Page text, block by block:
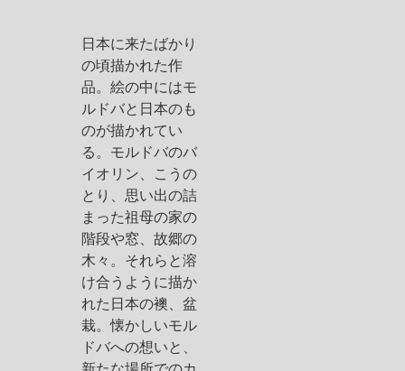
日本に来たばかり
の頃描かれた作
品。絵の中にはモ
ルドバと日本のも
のが描かれてい
る。モルドバのバ
イオリン、こうの
とり、思い出の詰
まった祖母の家の
階段や窓、故郷の
木々。それらと溶
け合うように描か
れた日本の襖、盆
栽。懐かしいモル
ドバへの想いと、